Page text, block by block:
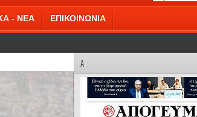
- ΝΕΑ ΕΠΙΚΟΙΝΩΝΙΑ
A